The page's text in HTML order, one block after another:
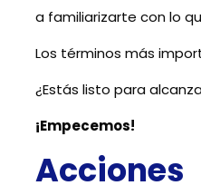
a familiarizarte con lo
Los términos más
¿Estás listo para
¡Empecemos!
Acciones